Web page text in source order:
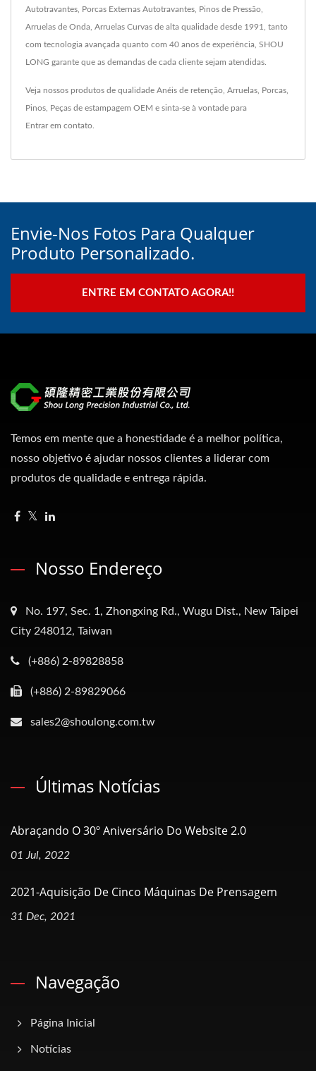
Autotravantes, Porcas Externas Autotravantes, Pinos de Pressão,
Arruelas de Onda, Arruelas Curvas de alta qualidade desde 1991, tanto
com tecnologia avançada quanto com 40 anos de experiência, SHOU
LONG garante que as demandas de cada cliente sejam atendidas.
Veja nossos produtos de qualidade Anéis de retenção Arruelas Porcas
Pinos Peças de estampagem OEM e sinta-se à vontade para
Entrar em contato
Envie-Nos Fotos Para Qualquer
Produto Personalizado.
ENTRE EM CONTATO AGORA!!
Temos em mente que a honestidade é a melhor política,
nosso objetivo é ajudar nossos clientes a liderar com
produtos de qualidade e entrega rápida.
Nosso Endereço
No. 197, Sec. 1, Zhongxing Rd., Wugu Dist., New Taipei
City 248012, Taiwan
(+886) 2-89828858
(+886) 2-89829066
sales2@shoulong.com.tw
Últimas Notícias
Abraçando O 30º Aniversário Do Website 2.0
01 Jul, 2022
2021-Aquisição De Cinco Máquinas De Prensagem
31 Dec, 2021
Navegação
Página Inicial
Notícias